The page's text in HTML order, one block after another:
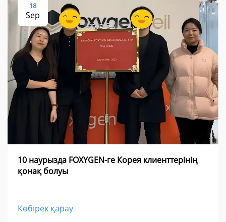
18
Sep
10 наурызда FOXYGEN-ге Корея клиенттерінің
қонақ болуы
Көбірек қарау